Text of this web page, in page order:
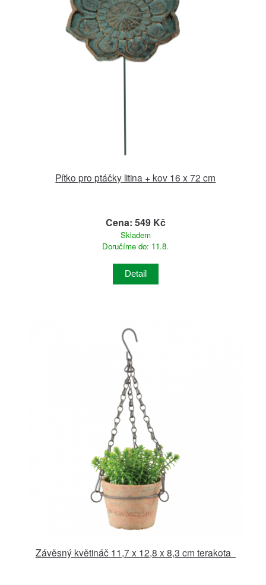
Pítko pro ptáčky litina + kov 16 x 72 cm
Cena: 549 Kč
Skladem
Doručíme do: 11.8.
Detail
Závěsný květináč 11,7 x 12,8 x 8,3 cm terakota